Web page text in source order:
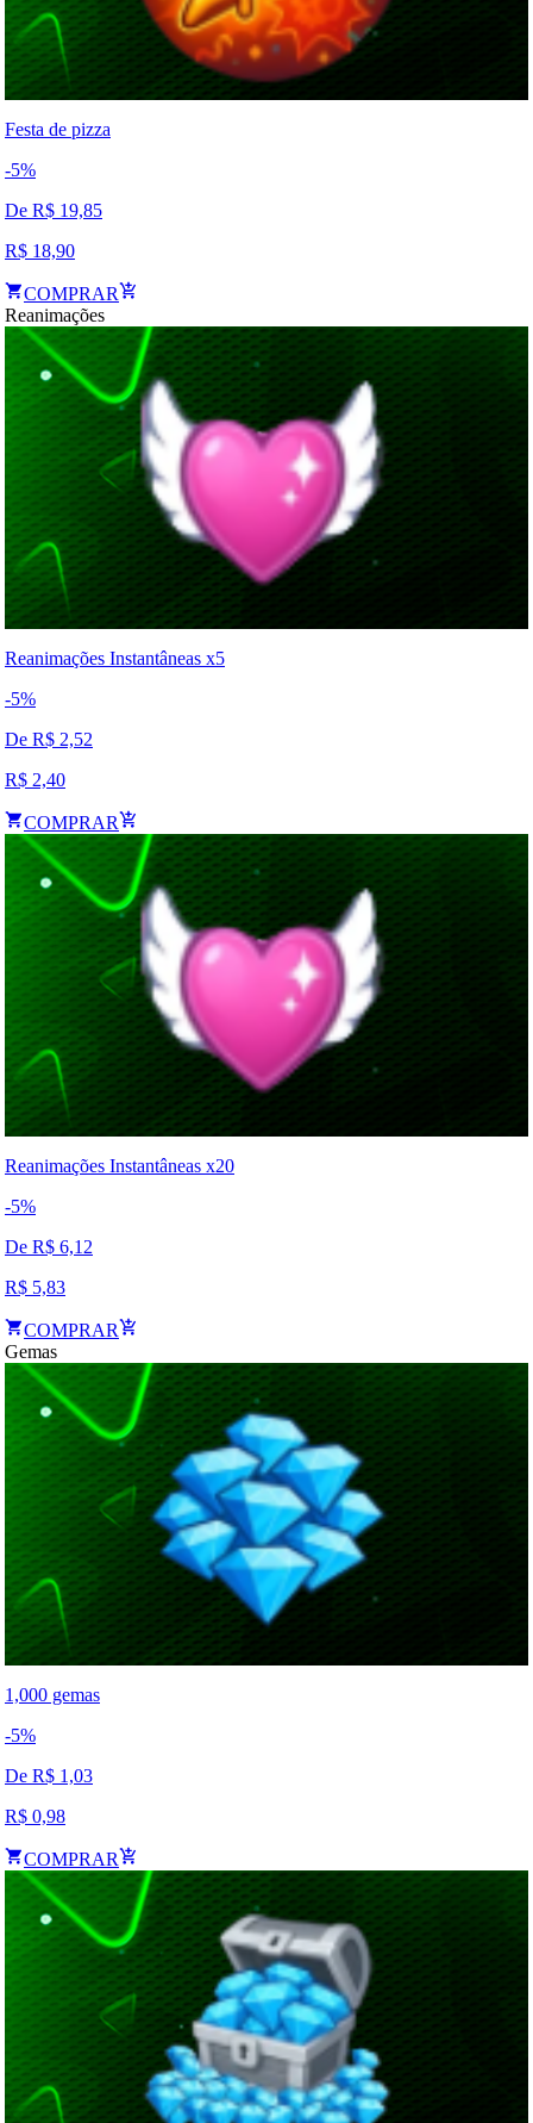
Festa de pizza
-5%
De R$ 19,85
R$ 18,90
COMPRAR
Reanimações
Reanimações Instantâneas x5
-5%
De R$ 2,52
R$ 2,40
COMPRAR
Reanimações Instantâneas x20
-5%
De R$ 6,12
R$ 5,83
COMPRAR
Gemas
1,000 gemas
-5%
De R$ 1,03
R$ 0,98
COMPRAR